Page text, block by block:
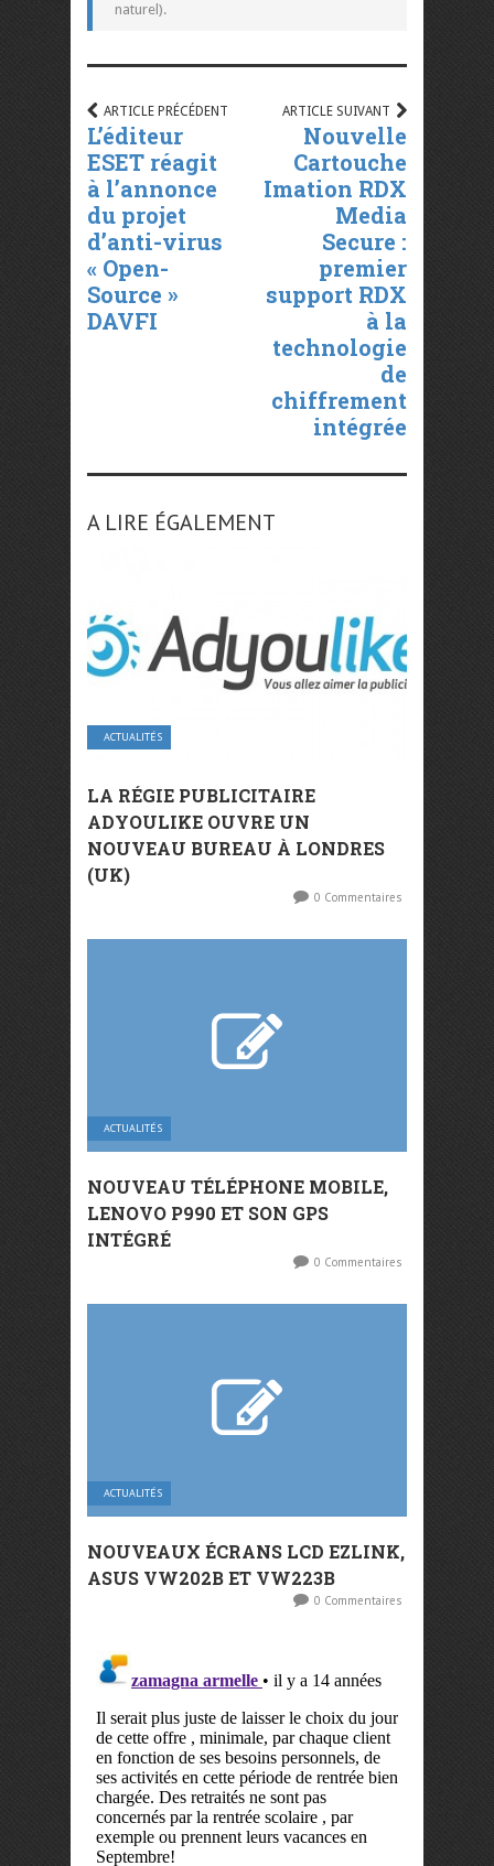
naturel).
ARTICLE PRÉCÉDENT
L’éditeur
ESET réagit
à l’annonce
du projet
d’anti-virus
« Open-
Source »
DAVFI
ARTICLE SUIVANT
Nouvelle
Cartouche
Imation RDX
Media
Secure :
premier
support RDX
à la
technologie
de
chiffrement
intégrée
A LIRE ÉGALEMENT
ACTUALITÉS
LA RÉGIE PUBLICITAIRE
ADYOULIKE OUVRE UN
NOUVEAU BUREAU À LONDRES
(UK)
0 Commentaires
ACTUALITÉS
NOUVEAU TÉLÉPHONE MOBILE,
LENOVO P990 ET SON GPS
INTÉGRÉ
0 Commentaires
ACTUALITÉS
NOUVEAUX ÉCRANS LCD EZLINK,
ASUS VW202B ET VW223B
0 Commentaires